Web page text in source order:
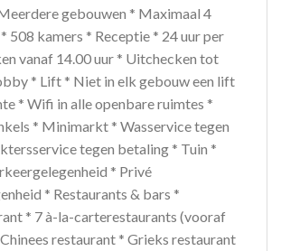
gebouwen * Maximaal 4
508 kamers * Receptie * 24 uur per
vanaf 14.00 uur * Uitchecken tot
* Lift * Niet in elk gebouw een lift
* Wifi in alle openbare ruimtes *
* Minimarkt * Wasservice tegen
tegen betaling * Tuin *
* Privé
* Restaurants & bars *
* 7 à-la-carterestaurants (vooraf
restaurant * Grieks restaurant